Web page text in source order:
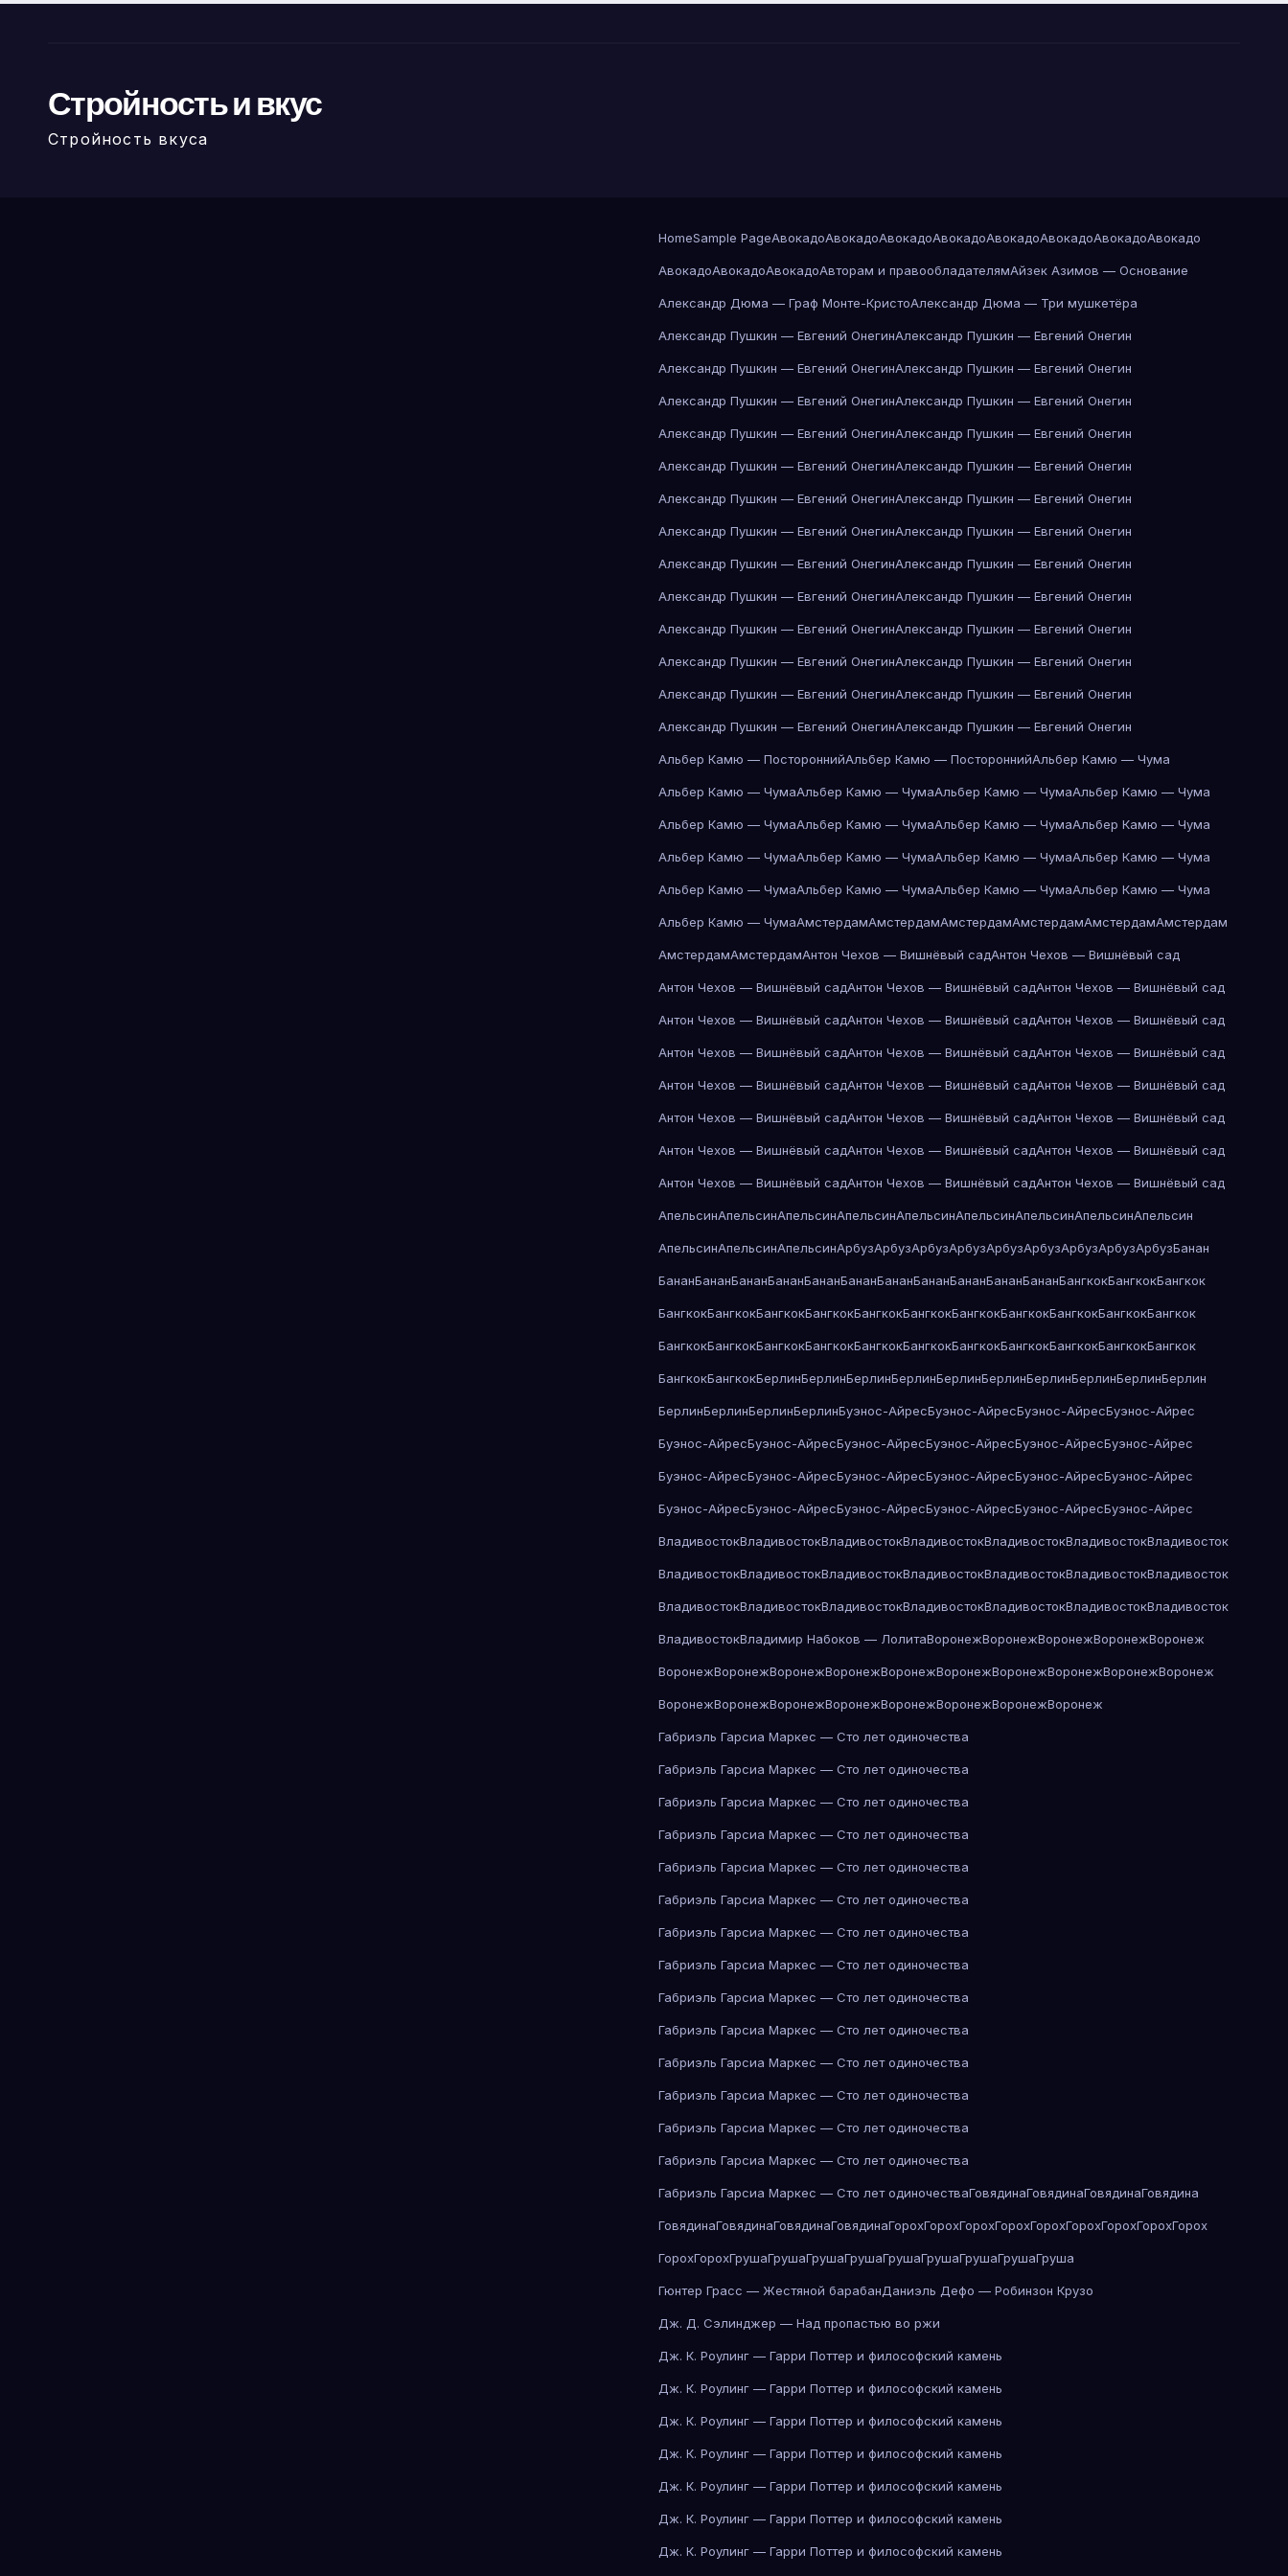
Стройность и вкус
Стройность вкуса
HomeSample PageАвокадоАвокадоАвокадоАвокадоАвокадоАвокадоАвокадоАвокадо
АвокадоАвокадоАвокадоАвторам и правообладателямАйзек Азимов — Основание
Александр Дюма — Граф Монте-КристоАлександр Дюма — Три мушкетёра
Александр Пушкин — Евгений ОнегинАлександр Пушкин — Евгений Онегин
Александр Пушкин — Евгений ОнегинАлександр Пушкин — Евгений Онегин
Александр Пушкин — Евгений ОнегинАлександр Пушкин — Евгений Онегин
Александр Пушкин — Евгений ОнегинАлександр Пушкин — Евгений Онегин
Александр Пушкин — Евгений ОнегинАлександр Пушкин — Евгений Онегин
Александр Пушкин — Евгений ОнегинАлександр Пушкин — Евгений Онегин
Александр Пушкин — Евгений ОнегинАлександр Пушкин — Евгений Онегин
Александр Пушкин — Евгений ОнегинАлександр Пушкин — Евгений Онегин
Александр Пушкин — Евгений ОнегинАлександр Пушкин — Евгений Онегин
Александр Пушкин — Евгений ОнегинАлександр Пушкин — Евгений Онегин
Александр Пушкин — Евгений ОнегинАлександр Пушкин — Евгений Онегин
Александр Пушкин — Евгений ОнегинАлександр Пушкин — Евгений Онегин
Александр Пушкин — Евгений ОнегинАлександр Пушкин — Евгений Онегин
Альбер Камю — ПостороннийАльбер Камю — ПостороннийАльбер Камю — Чума
Альбер Камю — ЧумаАльбер Камю — ЧумаАльбер Камю — ЧумаАльбер Камю — Чума
Альбер Камю — ЧумаАльбер Камю — ЧумаАльбер Камю — ЧумаАльбер Камю — Чума
Альбер Камю — ЧумаАльбер Камю — ЧумаАльбер Камю — ЧумаАльбер Камю — Чума
Альбер Камю — ЧумаАльбер Камю — ЧумаАльбер Камю — ЧумаАльбер Камю — Чума
Альбер Камю — ЧумаАмстердамАмстердамАмстердамАмстердамАмстердамАмстердам
АмстердамАмстердамАнтон Чехов — Вишнёвый садАнтон Чехов — Вишнёвый сад
Антон Чехов — Вишнёвый садАнтон Чехов — Вишнёвый садАнтон Чехов — Вишнёвый сад
Антон Чехов — Вишнёвый садАнтон Чехов — Вишнёвый садАнтон Чехов — Вишнёвый сад
Антон Чехов — Вишнёвый садАнтон Чехов — Вишнёвый садАнтон Чехов — Вишнёвый сад
Антон Чехов — Вишнёвый садАнтон Чехов — Вишнёвый садАнтон Чехов — Вишнёвый сад
Антон Чехов — Вишнёвый садАнтон Чехов — Вишнёвый садАнтон Чехов — Вишнёвый сад
Антон Чехов — Вишнёвый садАнтон Чехов — Вишнёвый садАнтон Чехов — Вишнёвый сад
Антон Чехов — Вишнёвый садАнтон Чехов — Вишнёвый садАнтон Чехов — Вишнёвый сад
АпельсинАпельсинАпельсинАпельсинАпельсинАпельсинАпельсинАпельсинАпельсин
АпельсинАпельсинАпельсинАрбузАрбузАрбузАрбузАрбузАрбузАрбузАрбузАрбузБанан
БананБананБананБананБананБананБананБананБананБананБананБангкокБангкокБангкок
БангкокБангкокБангкокБангкокБангкокБангкокБангкокБангкокБангкокБангкокБангкок
БангкокБангкокБангкокБангкокБангкокБангкокБангкокБангкокБангкокБангкокБангкок
БангкокБангкокБерлинБерлинБерлинБерлинБерлинБерлинБерлинБерлинБерлинБерлин
БерлинБерлинБерлинБерлинБуэнос-АйресБуэнос-АйресБуэнос-АйресБуэнос-Айрес
Буэнос-АйресБуэнос-АйресБуэнос-АйресБуэнос-АйресБуэнос-АйресБуэнос-Айрес
Буэнос-АйресБуэнос-АйресБуэнос-АйресБуэнос-АйресБуэнос-АйресБуэнос-Айрес
Буэнос-АйресБуэнос-АйресБуэнос-АйресБуэнос-АйресБуэнос-АйресБуэнос-Айрес
ВладивостокВладивостокВладивостокВладивостокВладивостокВладивостокВладивосток
ВладивостокВладивостокВладивостокВладивостокВладивостокВладивостокВладивосток
ВладивостокВладивостокВладивостокВладивостокВладивостокВладивостокВладивосток
ВладивостокВладимир Набоков — ЛолитаВоронежВоронежВоронежВоронежВоронеж
ВоронежВоронежВоронежВоронежВоронежВоронежВоронежВоронежВоронежВоронеж
ВоронежВоронежВоронежВоронежВоронежВоронежВоронежВоронеж
Габриэль Гарсиа Маркес — Сто лет одиночества
Габриэль Гарсиа Маркес — Сто лет одиночества
Габриэль Гарсиа Маркес — Сто лет одиночества
Габриэль Гарсиа Маркес — Сто лет одиночества
Габриэль Гарсиа Маркес — Сто лет одиночества
Габриэль Гарсиа Маркес — Сто лет одиночества
Габриэль Гарсиа Маркес — Сто лет одиночества
Габриэль Гарсиа Маркес — Сто лет одиночества
Габриэль Гарсиа Маркес — Сто лет одиночества
Габриэль Гарсиа Маркес — Сто лет одиночества
Габриэль Гарсиа Маркес — Сто лет одиночества
Габриэль Гарсиа Маркес — Сто лет одиночества
Габриэль Гарсиа Маркес — Сто лет одиночества
Габриэль Гарсиа Маркес — Сто лет одиночества
Габриэль Гарсиа Маркес — Сто лет одиночестваГовядинаГовядинаГовядинаГовядина
ГовядинаГовядинаГовядинаГовядинаГорохГорохГорохГорохГорохГорохГорохГорохГорох
ГорохГорохГрушаГрушаГрушаГрушаГрушаГрушаГрушаГрушаГруша
Гюнтер Грасс — Жестяной барабанДаниэль Дефо — Робинзон Крузо
Дж. Д. Сэлинджер — Над пропастью во ржи
Дж. К. Роулинг — Гарри Поттер и философский камень
Дж. К. Роулинг — Гарри Поттер и философский камень
Дж. К. Роулинг — Гарри Поттер и философский камень
Дж. К. Роулинг — Гарри Поттер и философский камень
Дж. К. Роулинг — Гарри Поттер и философский камень
Дж. К. Роулинг — Гарри Поттер и философский камень
Дж. К. Роулинг — Гарри Поттер и философский камень